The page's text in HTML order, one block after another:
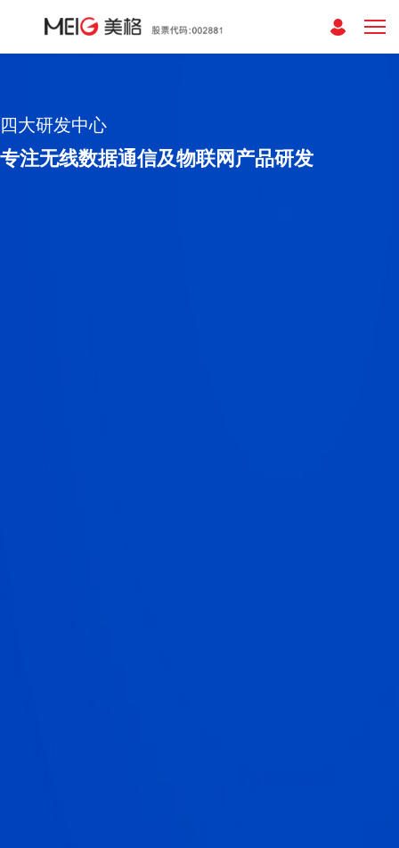
四大研发中心
专注无线数据通信及物联网产品研发